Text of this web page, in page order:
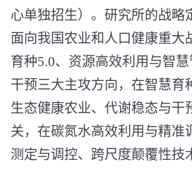
心单独招生）。研究所的战略
面向我国农业和人口健康重大
育种5.0、资源高效利用与智
干预三大主攻方向，在智慧育
生态健康农业、代谢稳态与干
关，在碳氮水高效利用与精准
测定与调控、跨尺度颠覆性技